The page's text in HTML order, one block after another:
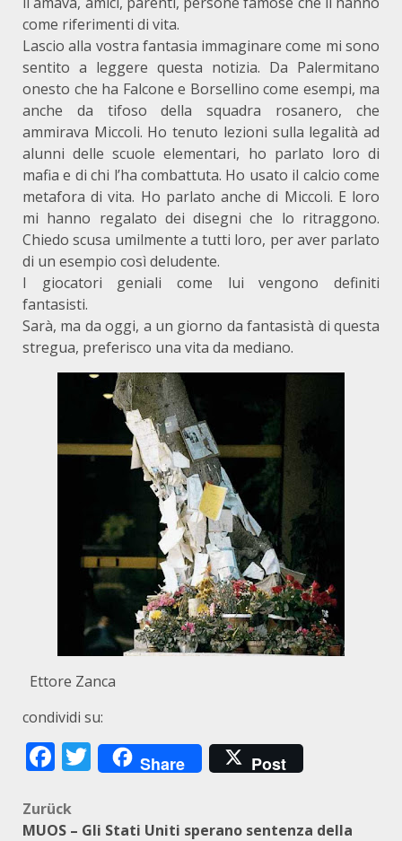
come riferimenti di vita.
Lascio alla vostra fantasia immaginare come mi sono
sentito a leggere questa notizia. Da Palermitano
onesto che ha Falcone e Borsellino come esempi, ma
anche da tifoso della squadra rosanero, che
ammirava Miccoli. Ho tenuto lezioni sulla legalità ad
alunni delle scuole elementari, ho parlato loro di
mafia e di chi l’ha combattuta. Ho usato il calcio come
metafora di vita. Ho parlato anche di Miccoli. E loro
mi hanno regalato dei disegni che lo ritraggono.
Chiedo scusa umilmente a tutti loro, per aver parlato
di un esempio così deludente.
I giocatori geniali come lui vengono definiti
fantasisti.
Sarà, ma da oggi, a un giorno da fantasistà di questa
stregua, preferisco una vita da mediano.
Ettore Zanca
condividi su:
Facebook
Twitter
Share Post
Beitragsnavigation
Zurück
MUOS – Gli Stati Uniti sperano sentenza della